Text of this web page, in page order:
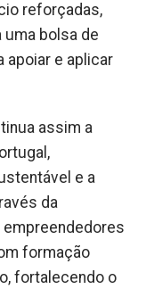
reforçadas,
bolsa de
apoiar e aplicar
assim a
e a
da
formação
fortalecendo o